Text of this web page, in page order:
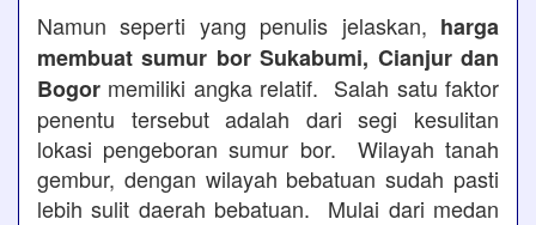
Namun seperti yang penulis jelaskan, harga
membuat sumur bor Sukabumi, Cianjur dan
Bogor memiliki angka relatif. Salah satu faktor
penentu tersebut adalah dari segi kesulitan
lokasi pengeboran sumur bor. Wilayah tanah
gembur, dengan wilayah bebatuan sudah pasti
lebih sulit daerah bebatuan. Mulai dari medan